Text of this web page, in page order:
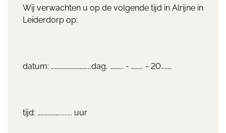
Wij verwachten u op de volgende tijd in Alrijne in
Leiderdorp op:
datum: ………………………….…dag, ……….. - ………. - 20………
tijd: ………………......... uur